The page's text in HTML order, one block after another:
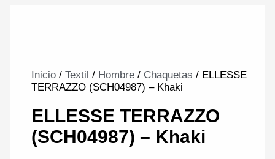
Inicio /Textil / Hombre / Chaquetas / ELLESSE
TERRAZZO (SCH04987) – Khaki
ELLESSE TERRAZZO
(SCH04987) – Khaki